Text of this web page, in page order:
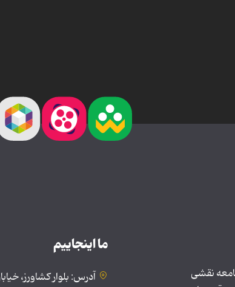
نقشی
ما اینجاییم
آدرس: بلوار کشاورز،